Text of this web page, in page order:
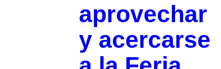
aprovechar
y acercarse